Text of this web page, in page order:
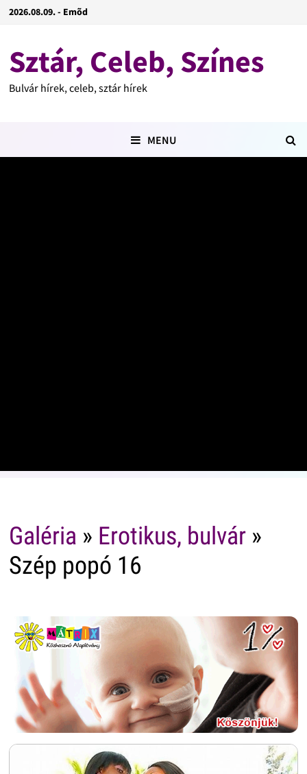
2026.08.09. - Emõd
Sztár, Celeb, Színes
Bulvár hírek, celeb, sztár hírek
MENU
Galéria » Erotikus, bulvár»
Szép popó 16